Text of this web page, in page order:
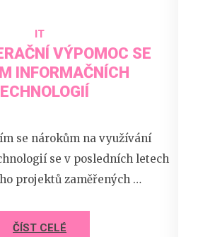
IT
VÝPOMOC SE
INFORMAČNÍCH
se nárokům na využívání
se v posledních letech
projektů zaměřených …
ČÍST CELÉ